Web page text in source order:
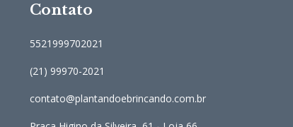
Contato
5521999702021
(21) 99970-2021
contato@plantandoebrincando.com.br